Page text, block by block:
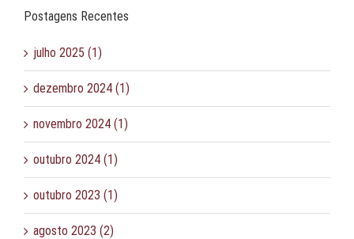
Postagens Recentes
julho 2025 (1)
dezembro 2024 (1)
novembro 2024 (1)
outubro 2024 (1)
outubro 2023 (1)
agosto 2023 (2)